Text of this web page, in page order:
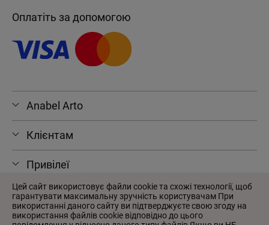
Оплатіть за допомогою
Anabel Arto
Клієнтам
Привілеї
© 2026 Anabel Arto
Цей сайт використовує файли cookie та схожі технології, щоб
гарантувати максимальну зручність користувачам При
використанні даного сайту ви підтверджуєте свою згоду на
використання файлів cookie відповідно до цього